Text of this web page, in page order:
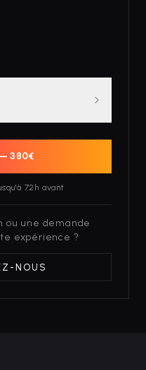
—380€
72h avant
ou une demande
expérience ?
NOUS